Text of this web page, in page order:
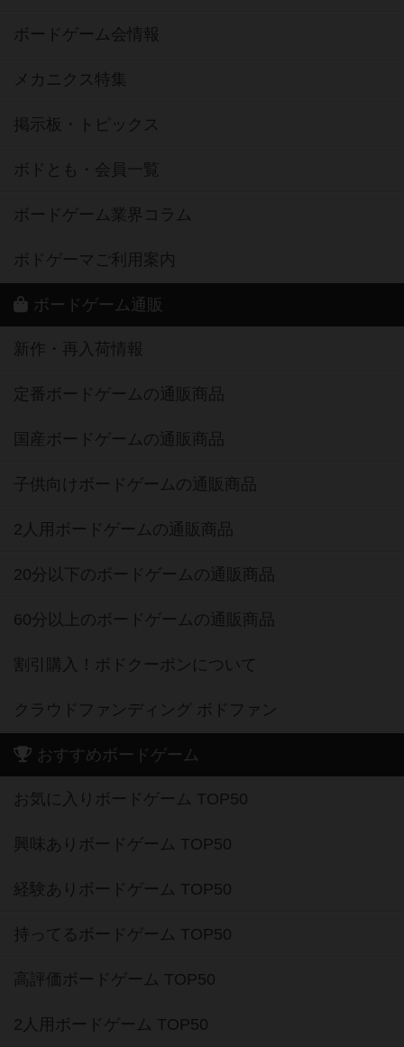
ボードゲーム会情報
メカニクス特集
掲示板・トピックス
ボドとも・会員一覧
ボードゲーム業界コラム
ボドゲーマご利用案内
ボードゲーム通販
新作・再入荷情報
定番ボードゲームの通販商品
国産ボードゲームの通販商品
子供向けボードゲームの通販商品
2人用ボードゲームの通販商品
20分以下のボードゲームの通販商品
60分以上のボードゲームの通販商品
割引購入！ボドクーポンについて
クラウドファンディング ボドファン
おすすめボードゲーム
お気に入りボードゲーム TOP50
興味ありボードゲーム TOP50
経験ありボードゲーム TOP50
持ってるボードゲーム TOP50
高評価ボードゲーム TOP50
2人用ボードゲーム TOP50